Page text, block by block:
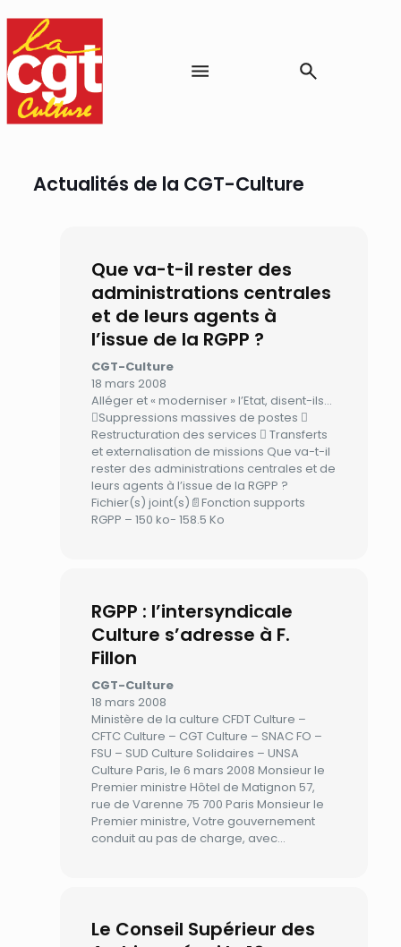
Actualités de la CGT-Culture
Que va-t-il rester des
administrations centrales
et de leurs agents à
l’issue de la RGPP ?
CGT-Culture
18 mars 2008
Alléger et « moderniser » l’Etat, disent-ils…
Suppressions massives de postes 
Restructuration des services  Transferts
et externalisation de missions Que va-t-il
rester des administrations centrales et de
leurs agents à l’issue de la RGPP ?
Fichier(s) joint(s)📄Fonction supports
RGPP – 150 ko- 158.5 Ko
RGPP : l’intersyndicale
Culture s’adresse à F.
Fillon
CGT-Culture
18 mars 2008
Ministère de la culture CFDT Culture –
CFTC Culture – CGT Culture – SNAC FO –
FSU – SUD Culture Solidaires – UNSA
Culture Paris, le 6 mars 2008 Monsieur le
Premier ministre Hôtel de Matignon 57,
rue de Varenne 75 700 Paris Monsieur le
Premier ministre, Votre gouvernement
conduit au pas de charge, avec…
Le Conseil Supérieur des